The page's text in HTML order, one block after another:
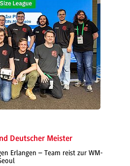
Deutscher Meister
Erlangen – Team reist zur WM-